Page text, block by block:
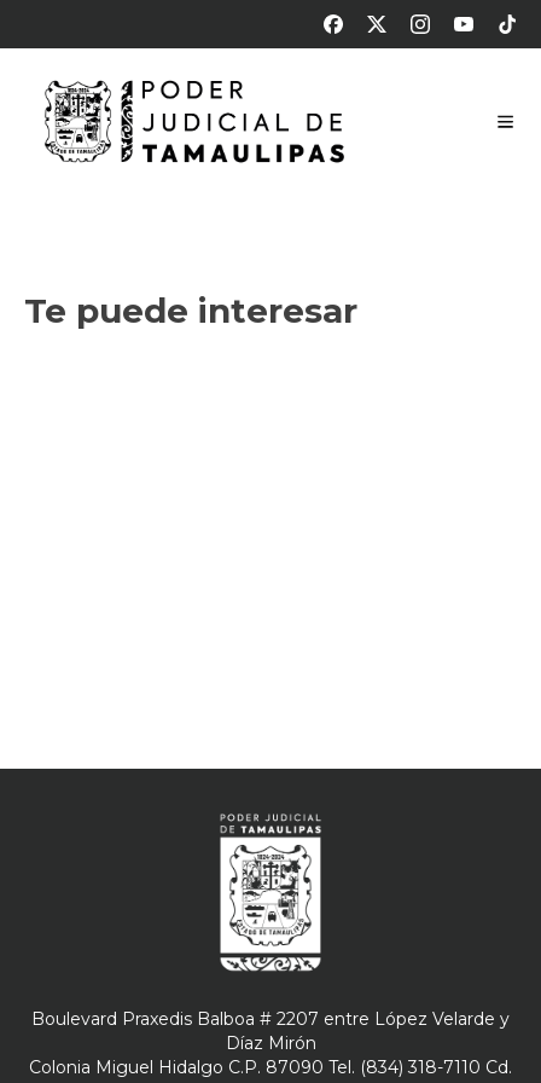
Sesión de pleno – 23 de junio 2026
Te puede interesar
Boulevard Praxedis Balboa # 2207 entre López Velarde y
Díaz Mirón
Colonia Miguel Hidalgo C.P. 87090 Tel. (834) 318-7110 Cd.